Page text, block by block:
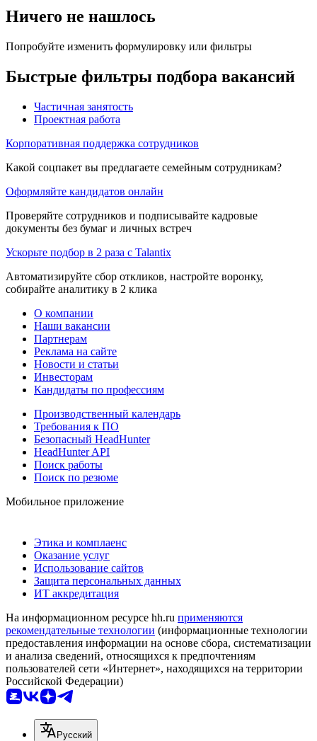
Ничего не нашлось
Попробуйте изменить формулировку или фильтры
Быстрые фильтры подбора вакансий
Частичная занятость
Проектная работа
Корпоративная поддержка сотрудников
Какой соцпакет вы предлагаете семейным сотрудникам?
Оформляйте кандидатов онлайн
Проверяйте сотрудников и подписывайте кадровые
документы без бумаг и личных встреч
Ускорьте подбор в 2 раза с Talantix
Автоматизируйте сбор откликов, настройте воронку,
собирайте аналитику в 2 клика
О компании
Наши вакансии
Партнерам
Реклама на сайте
Новости и статьи
Инвесторам
Кандидаты по профессиям
Производственный календарь
Требования к ПО
Безопасный HeadHunter
HeadHunter API
Поиск работы
Поиск по резюме
Мобильное приложение
Этика и комплаенс
Оказание услуг
Использование сайтов
Защита персональных данных
ИТ аккредитация
На информационном ресурсе hh.ru применяются
рекомендательные технологии (информационные технологии
предоставления информации на основе сбора, систематизации
и анализа сведений, относящихся к предпочтениям
пользователей сети «Интернет», находящихся на территории
Российской Федерации)
Русский